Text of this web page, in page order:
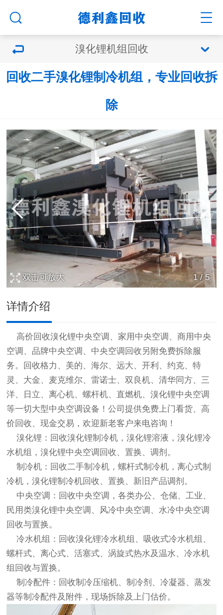
溴化锂机组回收
回收二手溴化锂制冷机组，专业回收拆
除
1/ 5
双击可放大
详情介绍
高价回收溴化锂中央空调、家用中央空调、商用中央
空调、品牌中央空调、 中央空调回收另附免费拆除服
务。回收格力、美的、海尔、远大、开利、约克、特
灵、大金、麦克维尔、雷诺士、双良机、清华同方、三
洋、日立、离心机、螺杆机、直燃机、溴化锂中央空调
等一切大型中央空调设备！公司提供免费上门看货、高
价回收、现金交易，欢迎新老客户来电咨询！
溴化锂：回收溴化锂制冷机，溴化锂溶液，溴化锂冷
水机组，溴化锂中央空调回收、置换、调剂。
制冷机：回收二手制冷机，螺杆式制冷机，离心式制
冷机，溴化锂制冷机回收、置换、新旧产品调剂。
中央空调：回收中央空调，各类办公、仓储、工业、
民用类溴化锂中央空调、风冷中央空调、水冷中央空调
回收与置换。
冷水机组：回收溴化锂冷水机组、吸收式冷水机组、
螺杆式、离心式、活塞式、涡旋式热水及温水、冷水机
组回收与置换。
制冷配件：回收制冷压缩机、制冷剂、冷凝器、蒸发
器等制冷配件及附件，现场拆除及上门估价。